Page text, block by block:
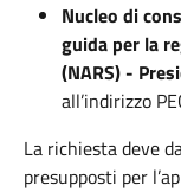
Nucleo di
guida per la
(NARS) -
all’indirizzo
La richiesta deve
presupposti per